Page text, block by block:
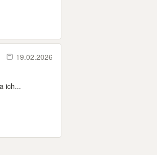
19.02.2026
ich...